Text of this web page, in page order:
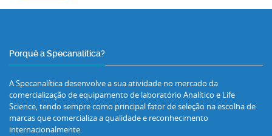
Porquê a Specanalítica?
A Specanalítica desenvolve a sua atividade no mercado da
comercialização de equipamento de laboratório Analítico e Life
Science, tendo sempre como principal fator de seleção na escolha de
marcas que comercializa a qualidade e reconhecimento
internacionalmente.